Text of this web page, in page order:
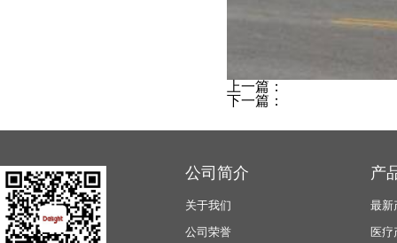
上一篇：
下一篇：
公司简介
关于我们
公司荣誉
产
最新
医疗